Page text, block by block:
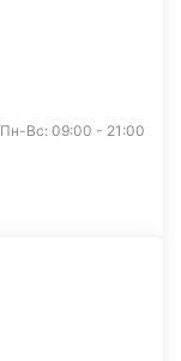
Пн-Вс: 09:00 - 21:00